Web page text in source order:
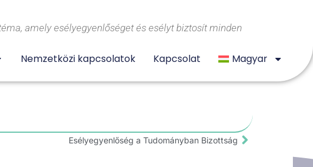
amely esélyegyenlőséget és esélyt biztosít minden
Nemzetközi kapcsolatok Kapcsolat Magyar
Esélyegyenlőség a Tudományban Bizottság